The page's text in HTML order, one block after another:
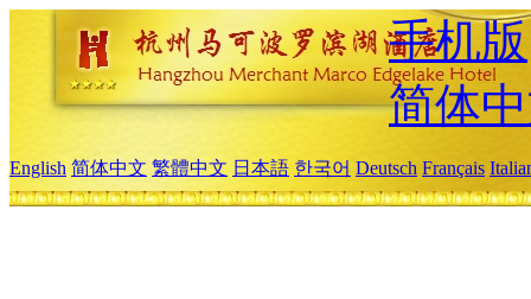
手机版
简体
English 简体中文 繁體中文 日本語 한국어 Deutsch Français